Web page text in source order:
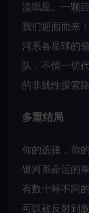
流氓星。一颗
我们迎面而来
河系各星球的
队，不惜一切
的非线性探索
多重结局
你的选择，你
银河系命运的
有数十种不同
可以被反射到